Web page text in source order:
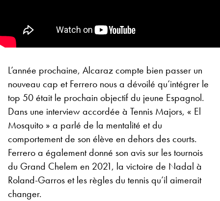
L’année prochaine, Alcaraz compte bien passer un
nouveau cap et Ferrero nous a dévoilé qu’intégrer le
top 50 était le prochain objectif du jeune Espagnol.
Dans une interview accordée à Tennis Majors, « El
Mosquito » a parlé de la mentalité et du
comportement de son élève en dehors des courts.
Ferrero a également donné son avis sur les tournois
du Grand Chelem en 2021, la victoire de Nadal à
Roland-Garros et les règles du tennis qu’il aimerait
changer.